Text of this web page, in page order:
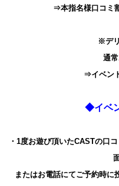
⇒本指名様口コミ
※デリ
通常
⇒イベント
◆イベ
・1度お遊び頂いたCASTの口
またはお電話にてご予約時に